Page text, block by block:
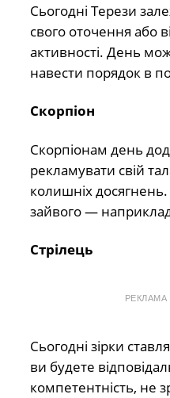
Сьогодні Терези
свого оточення або
активності. День
навести порядок в
Скорпіон
Скорпіонам день
рекламувати свій
колишніх досягнень.
зайвого —
Стрілець
РЕКЛАМА
Сьогодні зірки
ви будете
компетентність, не